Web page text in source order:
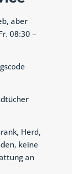
aber
08:30 –
Herd,
keine
an